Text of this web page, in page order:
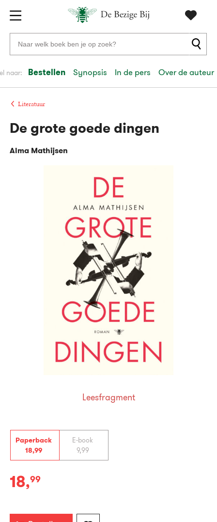
Gratis
verzending
vanaf
20
euro
Voor
23:59
volgendein
Veilig betalen
Gratis
Zoeken
naar
auteurs
en
uitgevers
naar: Bestellen Synopsis In de pers Over de auteur
Literatuur
Paperback
18,99
E-book
9,99
Paperback:
18,99
De grote goede dingen
Alma Mathijsen
Leesfragment